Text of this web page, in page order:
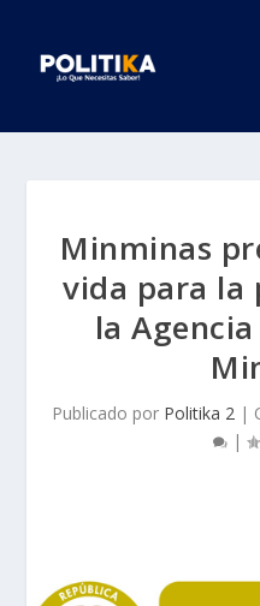
Minminas
vida para la
la
Publicado por Politika 2 |
|